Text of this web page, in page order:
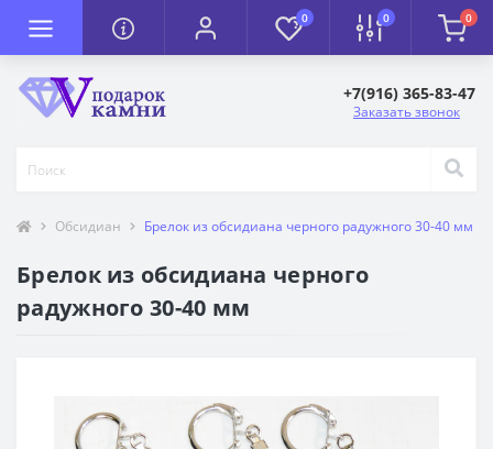
0 0 0
+7(916) 365-83-47
Заказать звонок
Обсидиан Брелок из обсидиана черного радужного 30-40 мм
Брелок из обсидиана черного
радужного 30-40 мм